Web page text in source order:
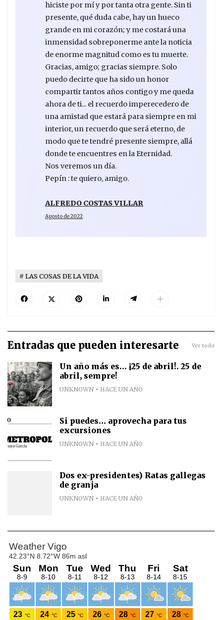
hiciste por mí y por tanta otra gente. Sin ti
presente, qué duda cabe, hay un hueco
grande en mi corazón; y me costará una
inmensidad sobreponerme ante la noticia
de enorme magnitud como es tu muerte.
Gracias, amigo; gracias siempre. Solo
puedo decirte que ha sido un honor
compartir tantos años contigo y me queda
ahora de ti... el recuerdo imperecedero de
una amistad que estará para siempre en mi
interior, un recuerdo que será eterno, de
modo que te tendré presente siempre, allá
donde te encuentres en la Eternidad.
Nos veremos un día.
Pepín : te quiero, amigo.
ALFREDO COSTAS VILLAR
Agosto de 2022
LAS COSAS DE LA VIDA
Entradas que pueden interesarte Ver todo
Un año más es... ¡25 de abril!. 25 de
abril, sempre!
UNKNOWN HACE UN AÑO
Si puedes... aprovecha para tus
excursiones
UNKNOWN HACE UN AÑO
Dos ex-presidentes) Ratas gallegas
de granja
UNKNOWN HACE UN AÑO